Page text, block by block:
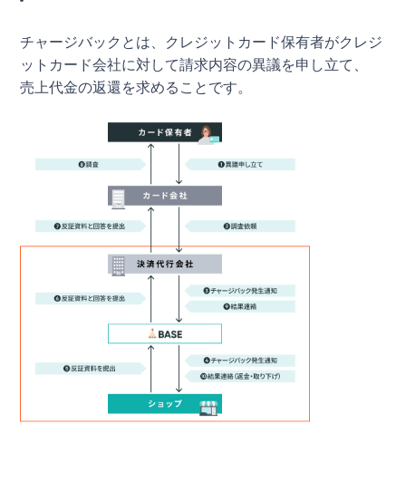
チャージバックとは、クレジットカード保有者がクレジ
ットカード会社に対して請求内容の異議を申し立て、
売上代金の返還を求めることです。